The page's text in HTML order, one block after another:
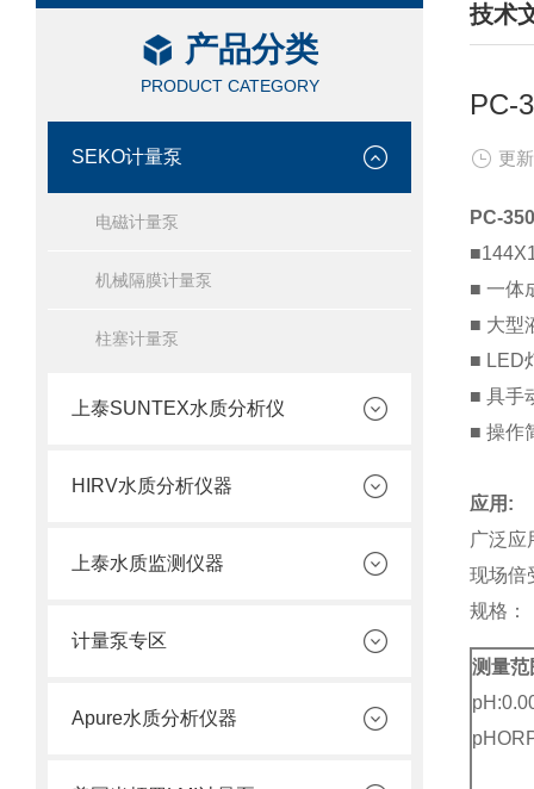
产品分类
PRODUCT CATEGORY
SEKO计量泵
电磁计量泵
机械隔膜计量泵
柱塞计量泵
上泰SUNTEX水质分析仪
HIRV水质分析仪器
上泰水质监测仪器
计量泵专区
Apure水质分析仪器
技术
/
PC-
更
PC-
■ 一体
■ 大型
■ LED
■ 具手
■ 操作
应用:
广泛应
现场倍
规格：
测量范